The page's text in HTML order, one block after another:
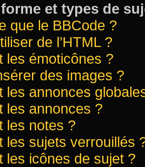
et types de
que le BBCode ?
de l’HTML ?
les émoticônes ?
des images ?
les annonces
les annonces ?
les notes ?
les sujets verrouillés
les icônes de sujet ?